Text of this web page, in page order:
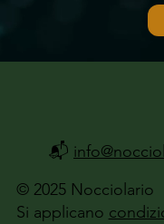
© 2025 Nocciolario
Si applicano
📬